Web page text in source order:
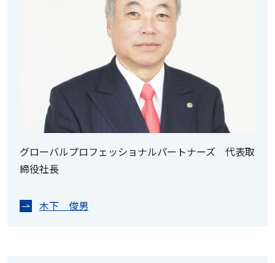
グローバルプロフェッショナルパートナーズ 代表取
締役社長
木下 俊男